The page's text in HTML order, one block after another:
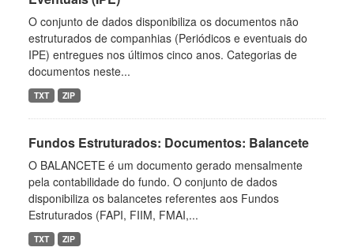
O conjunto de dados disponibiliza os documentos não
estruturados de companhias (Periódicos e eventuais do
IPE) entregues nos últimos cinco anos. Categorias de
documentos neste...
TXT ZIP
Fundos Estruturados: Documentos: Balancete
O BALANCETE é um documento gerado mensalmente
pela contabilidade do fundo. O conjunto de dados
disponibiliza os balancetes referentes aos Fundos
Estruturados (FAPI, FIIM, FMAI,...
TXT ZIP